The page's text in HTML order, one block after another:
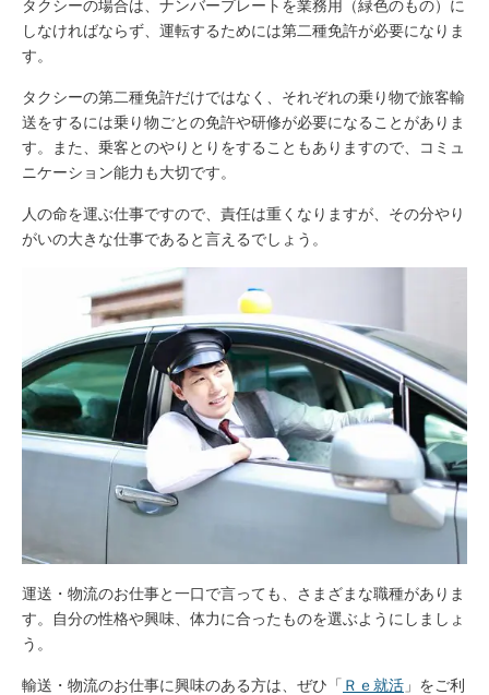
タクシーの場合は、ナンバープレートを業務用（緑色のもの）に
しなければならず、運転するためには第二種免許が必要になりま
す。
タクシーの第二種免許だけではなく、それぞれの乗り物で旅客輸
送をするには乗り物ごとの免許や研修が必要になることがありま
す。また、乗客とのやりとりをすることもありますので、コミュ
ニケーション能力も大切です。
人の命を運ぶ仕事ですので、責任は重くなりますが、その分やり
がいの大きな仕事であると言えるでしょう。
運送・物流のお仕事と一口で言っても、さまざまな職種がありま
す。自分の性格や興味、体力に合ったものを選ぶようにしましょ
う。
輸送・物流のお仕事に興味のある方は、ぜひ「 Ｒｅ就活 」をご利